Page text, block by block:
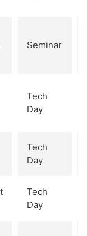
Seminar
Tech
Day
Tech
Day
Tech
Day